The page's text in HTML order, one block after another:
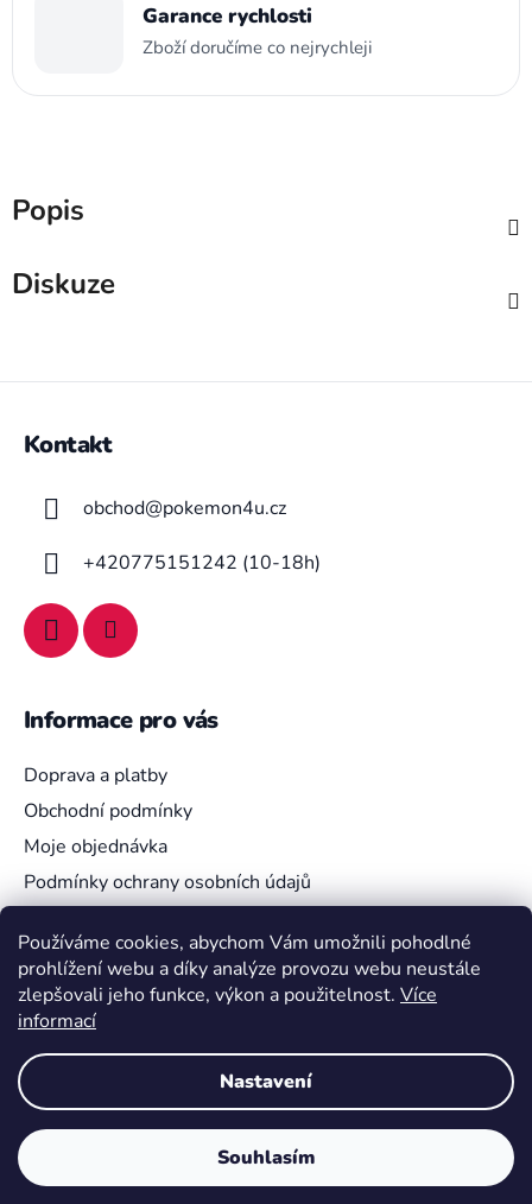
Používáme cookies, abychom Vám umožnili pohodlné
prohlížení webu a díky analýze provozu webu neustále
zlepšovali jeho funkce, výkon a použitelnost. Více
informací
Nastavení
Souhlasím
Garance rychlosti
Zboží doručíme co nejrychleji
Popis
Diskuze
Kontakt
obchod@pokemon4u.cz
+420775151242 (10-18h)
Informace pro vás
Doprava a platby
Obchodní podmínky
Moje objednávka
Podmínky ochrany osobních údajů
Vyhledávání
HLEDAT
Vytvořil Shoptet
Copyright 2026Pokemon4U. Všechna práva vyhrazena.